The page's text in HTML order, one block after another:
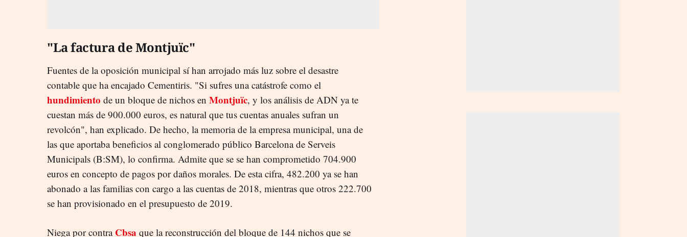
"La factura de Montjuïc"
Fuentes de la oposición municipal sí han arrojado más luz sobre el desastre
contable que ha encajado Cementiris. "Si sufres una catástrofe como el
hundimiento de un bloque de nichos en Montjuïc, y los análisis de ADN ya te
cuestan más de 900.000 euros, es natural que tus cuentas anuales sufran un
revolcón", han explicado. De hecho, la memoria de la empresa municipal, una de
las que aportaba beneficios al conglomerado público Barcelona de Serveis
Municipals (B:SM), lo confirma. Admite que se se han comprometido 704.900
euros en concepto de pagos por daños morales. De esta cifra, 482.200 ya se han
abonado a las familias con cargo a las cuentas de 2018, mientras que otros 222.700
se han provisionado en el presupuesto de 2019.
Niega por contra Cbsa que la reconstrucción del bloque de 144 nichos que se